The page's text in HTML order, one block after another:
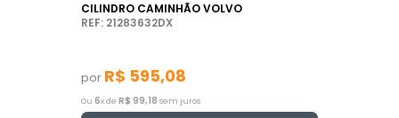
CILINDRO CAMINHÃO VOLVO
REF: 21283632DX
por R$ 595,08
Ou 6x de R$ 99,18 sem juros